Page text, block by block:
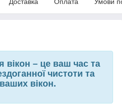
– це ваш час та
чистоти та
вікон.